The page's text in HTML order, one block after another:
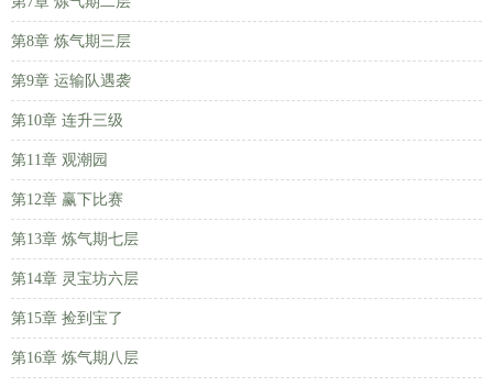
第8章 炼气期三层
第9章 运输队遇袭
第10章 连升三级
第11章 观潮园
第12章 赢下比赛
第13章 炼气期七层
第14章 灵宝坊六层
第15章 捡到宝了
第16章 炼气期八层